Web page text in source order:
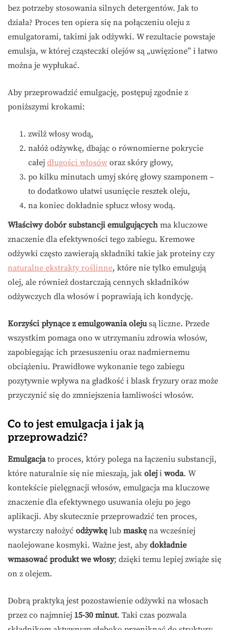
bez potrzeby stosowania silnych detergentów. Jak to
działa? Proces ten opiera się na połączeniu oleju z
emulgatorami, takimi jak odżywki. W rezultacie powstaje
emulsja, w której cząsteczki olejów są „uwięzione” i łatwo
można je wypłukać.
Aby przeprowadzić emulgację, postępuj zgodnie z
poniższymi krokami:
zwilż włosy wodą,
nałóż odżywkę, dbając o równomierne pokrycie
całej długości włosów oraz skóry głowy,
po kilku minutach umyj skórę głowy szamponem –
to dodatkowo ułatwi usunięcie resztek oleju,
na koniec dokładnie spłucz włosy wodą.
Właściwy dobór substancji emulgujących ma kluczowe
znaczenie dla efektywności tego zabiegu. Kremowe
odżywki często zawierają składniki takie jak proteiny czy
naturalne ekstrakty roślinne, które nie tylko emulgują
olej, ale również dostarczają cennych składników
odżywczych dla włosów i poprawiają ich kondycję.
Korzyści płynące z emulgowania olejusą liczne. Przede
wszystkim pomaga ono w utrzymaniu zdrowia włosów,
zapobiegając ich przesuszeniu oraz nadmiernemu
obciążeniu. Prawidłowe wykonanie tego zabiegu
pozytywnie wpływa na gładkość i blask fryzury oraz może
przyczynić się do zmniejszenia łamliwości włosów.
Co to jest emulgacja i jak ją
przeprowadzić?
Emulgacjato proces, który polega na łączeniu substancji,
które naturalnie się nie mieszają, jak olej i woda. W
kontekście pielęgnacji włosów, emulgacja ma kluczowe
znaczenie dla efektywnego usuwania oleju po jego
aplikacji. Aby skutecznie przeprowadzić ten proces,
wystarczy nałożyć odżywkę lub maskę na wcześniej
naolejowane kosmyki. Ważne jest, aby dokładnie
wmasować produkt we włosy; dzięki temu lepiej zwiąże się
on z olejem.
Dobrą praktyką jest pozostawienie odżywki na włosach
przez co najmniej 15-30 minut. Taki czas pozwala